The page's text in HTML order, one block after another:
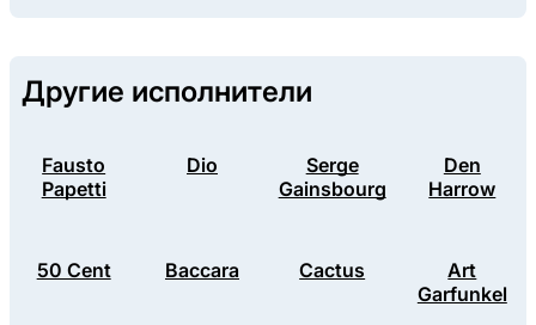
Другие исполнители
Fausto
Papetti
Dio
Serge
Gainsbourg
Den
Harrow
50 Cent Baccara Cactus
Art
Garfunkel